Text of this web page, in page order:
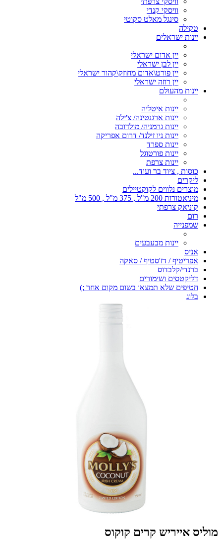
וויסקי קנדי
סינגל מאלט סקוטי
טקילה
יינות ישראלים
יין אדום ישראלי
יין לבן ישראלי
יין פורט\אדום מחוזק\קהור ישראלי
יין רוזה ישראלי
יינות מהעולם
יינות איטליה
יינות ארגנטינה/ צ'ילה
יינות גרמניה/ מולדובה
יינות ניו זילנד/ דרום אפריקה
יינות ספרד
יינות פורטוגל
יינות צרפת
כוסות , ציוד בר ועוד...
ליקרים
מוצרים נלווים לקוקטיילים
מיניאטורות 200 מ"ל , 375 מ"ל , 500 מ"ל
קוניאק צרפתי
רום
שמפנייה
יינות מבעבעים
אניס
אפריטיף / דז'סטיף / סאקה
ברנדי/קלבדוס
דליקטסים ושימורים
חטיפים שלא תמצאו בשום מקום אחר ;)
בלוג
מוליס אייריש קרים קוקוס